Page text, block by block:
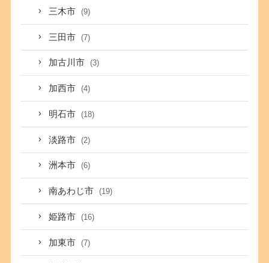
三木市 (9)
三田市 (7)
加古川市 (3)
加西市 (4)
明石市 (18)
淡路市 (2)
洲本市 (6)
南あわじ市 (19)
姫路市 (16)
加東市 (7)